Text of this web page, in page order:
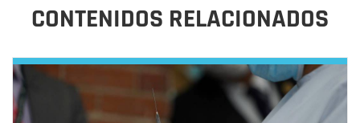
CONTENIDOS RELACIONADOS